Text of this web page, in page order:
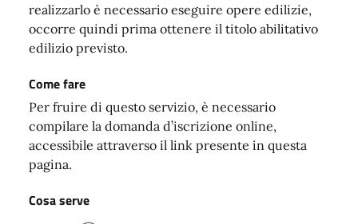
realizzarlo è necessario eseguire opere edilizie,
occorre quindi prima ottenere il titolo abilitativo
edilizio previsto.
Come fare
Per fruire di questo servizio, è necessario
compilare la domanda d’iscrizione online,
accessibile attraverso il link presente in questa
pagina.
Cosa serve